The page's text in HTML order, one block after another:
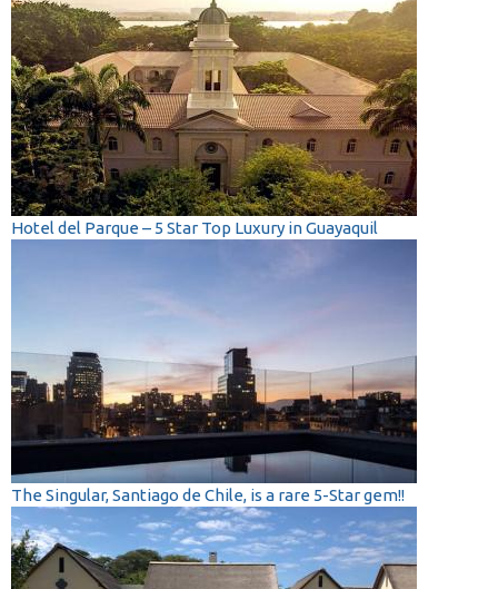
Hotel del Parque – 5 Star Top Luxury in Guayaquil
The Singular, Santiago de Chile, is a rare 5-Star gem!!